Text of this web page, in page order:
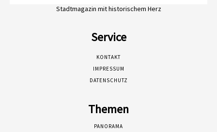
Stadtmagazin mit historischem Herz
Service
KONTAKT
IMPRESSUM
DATENSCHUTZ
Themen
PANORAMA